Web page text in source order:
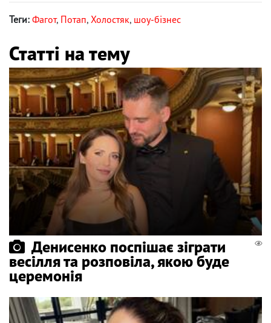
Теги: Фагот, Потап, Холостяк, шоу-бізнес
Статті на тему
Денисенко поспішає зіграти
весілля та розповіла, якою буде
церемонія